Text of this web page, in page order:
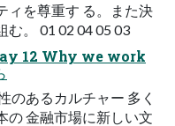
ィを尊重す る。また決
む。 01 02 04 05 03
12 Why we work
のあるカルチャー 多く
の 金融市場に新しい文